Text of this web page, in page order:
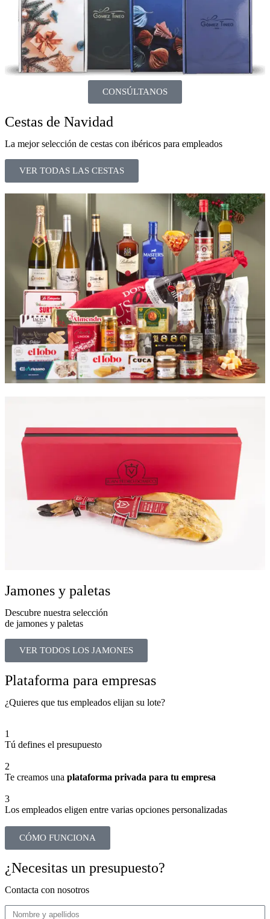
CONSÚLTANOS
Cestas de Navidad
La mejor selección de cestas con ibéricos para empleados
VER TODAS LAS CESTAS
Jamones y paletas
Descubre nuestra selección
de jamones y paletas
VER TODOS LOS JAMONES
Plataforma para empresas
¿Quieres que tus empleados elijan su lote?
1
Tú defines el presupuesto
2
Te creamos una plataforma privada para tu empresa
3
Los empleados eligen entre varias opciones personalizadas
CÓMO FUNCIONA
¿Necesitas un presupuesto?
Contacta con nosotros